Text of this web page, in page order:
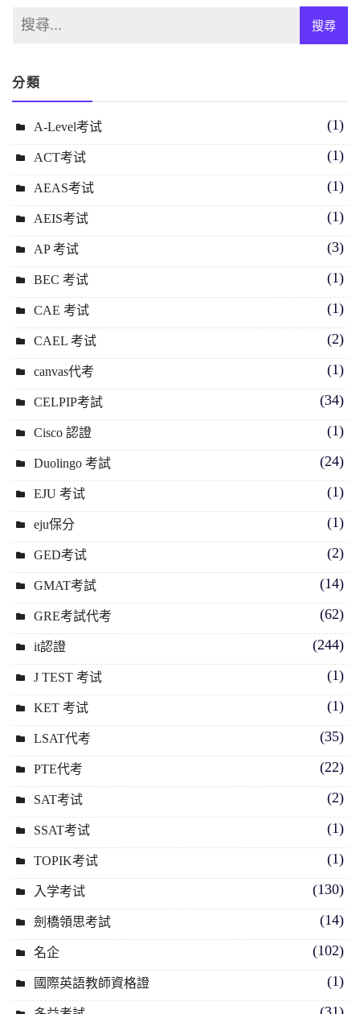
分類
A-Level考试 (1)
ACT考试 (1)
AEAS考试 (1)
AEIS考试 (1)
AP 考试 (3)
BEC 考试 (1)
CAE 考试 (1)
CAEL 考试 (2)
canvas代考 (1)
CELPIP考試 (34)
Cisco 認證 (1)
Duolingo 考試 (24)
EJU 考试 (1)
eju保分 (1)
GED考试 (2)
GMAT考試 (14)
GRE考試代考 (62)
it認證 (244)
J TEST 考试 (1)
KET 考试 (1)
LSAT代考 (35)
PTE代考 (22)
SAT考试 (2)
SSAT考试 (1)
TOPIK考试 (1)
入学考试 (130)
劍橋領思考試 (14)
名企 (102)
國際英語教師資格證 (1)